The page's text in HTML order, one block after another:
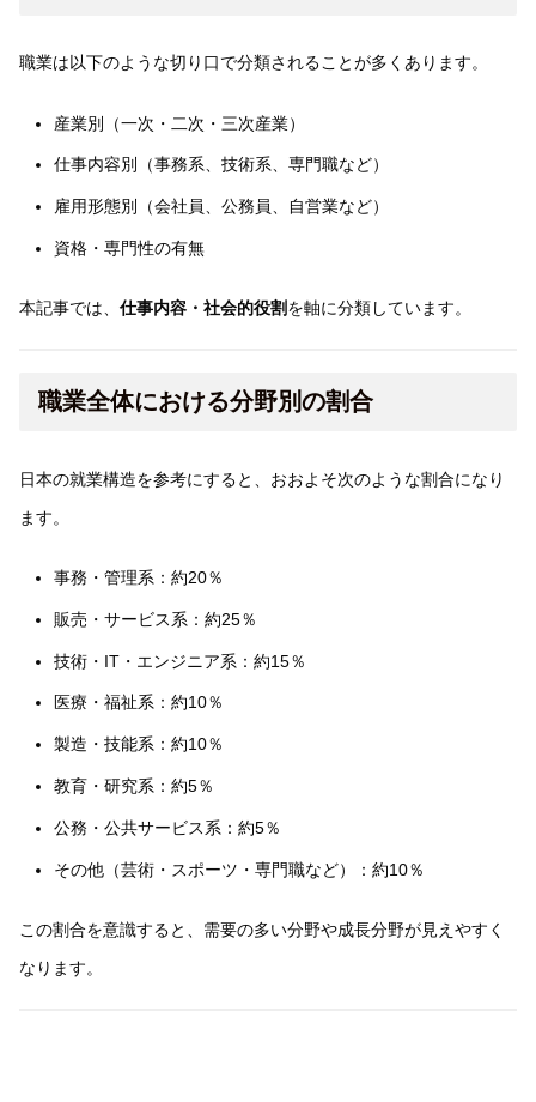
職業は以下のような切り口で分類されることが多くあります。
産業別（一次・二次・三次産業）
仕事内容別（事務系、技術系、専門職など）
雇用形態別（会社員、公務員、自営業など）
資格・専門性の有無
本記事では、 仕事内容・社会的役割を軸に分類しています。
職業全体における分野別の割合
日本の就業構造を参考にすると、おおよそ次のような割合になり
ます。
事務・管理系：約20％
販売・サービス系：約25％
技術・IT・エンジニア系：約15％
医療・福祉系：約10％
製造・技能系：約10％
教育・研究系：約5％
公務・公共サービス系：約5％
その他（芸術・スポーツ・専門職など）：約10％
この割合を意識すると、需要の多い分野や成長分野が見えやすく
なります。